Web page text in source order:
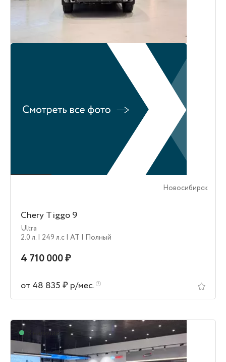
Новосибирск
Chery Tiggo 9
Ultra
2.0 л. | 249 л.c | AT | Полный
4 710 000 ₽
от 48 835 ₽ р/мес.
В наличии